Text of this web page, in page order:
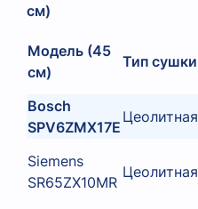
см)
Модель (45
см)
Тип сушки
Bosch
SPV6ZMX17E
Цеолитная
Siemens
SR65ZX10MR
Цеолитная